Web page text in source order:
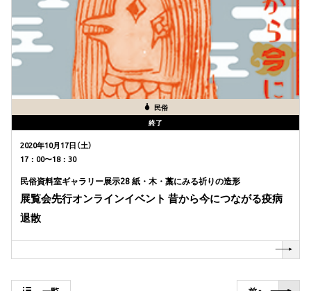
民俗
終了
2020年10月17日（土）
17：00〜18：30
民俗資料室ギャラリー展示28 紙・木・藁にみる祈りの造形
展覧会先行オンラインイベント 昔から今につながる疫病
退散